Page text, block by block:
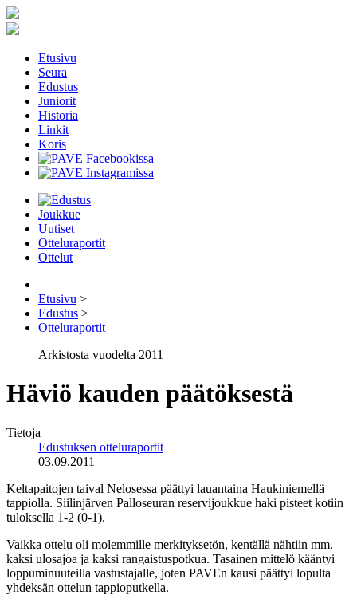
Etusivu
Seura
Edustus
Juniorit
Historia
Linkit
Koris
Joukkue
Uutiset
Otteluraportit
Ottelut
Etusivu >
Edustus >
Otteluraportit
Arkistosta vuodelta 2011
Häviö kauden päätöksestä
Tietoja
Edustuksen otteluraportit
03.09.2011
Keltapaitojen taival Nelosessa päättyi lauantaina Haukiniemellä
tappiolla. Siilinjärven Palloseuran reservijoukkue haki pisteet kotiin
tuloksella 1-2 (0-1).
Vaikka ottelu oli molemmille merkityksetön, kentällä nähtiin mm.
kaksi ulosajoa ja kaksi rangaistuspotkua. Tasainen mittelö kääntyi
loppuminuuteilla vastustajalle, joten PAVEn kausi päättyi lopulta
yhdeksän ottelun tappioputkella.